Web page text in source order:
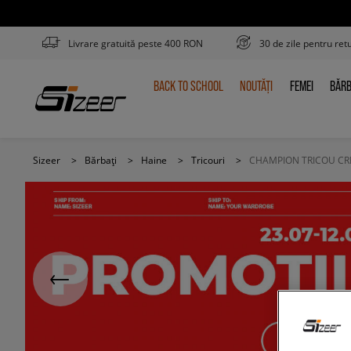
Livrare gratuită peste 400 RON 30 de zile pentru
BACK
BACK TO SCHOOL NOUTĂȚI
NOUTĂȚI FEMEI
FEMEI
Sizeer > Bărbați > Haine > Tricouri > CHAMPION TRICOU